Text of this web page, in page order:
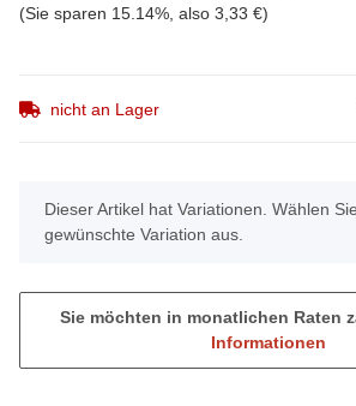
(Sie sparen 15.14% , also 3,33 €)
nicht an Lager
x
Dieser Artikel hat Variationen. Wählen
gewünschte Variation aus.
Sie möchten in monatlichen Raten
Informationen